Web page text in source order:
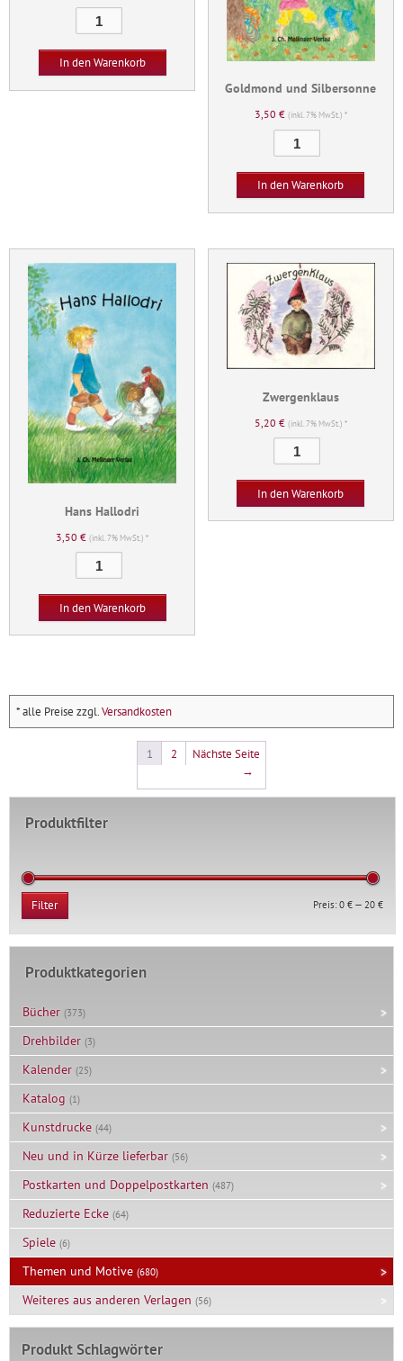
alte
Mühle
Menge
In den Warenkorb
Goldmond und Silbersonne
3,50 € (inkl. 7% MwSt.) *
und
Silbersonne
Menge
In den Warenkorb
Hans Hallodri
3,50€ (inkl. 7% MwSt.) *
Hallodri
Menge
In den Warenkorb
Zwergenklaus
5,20 € (inkl. 7% MwSt.) *
Menge
In den Warenkorb
* alle Preise zzgl.Versandkosten
1 2
Nächste Seite
→
Produktfilter
Min.
Max.
Filter Preis:0 € — 20 €
Produktkategorien
Bücher (373)
Drehbilder (3)
Kalender (25)
Katalog (1)
Kunstdrucke (44)
Neu und in Kürze lieferbar (56)
Postkarten und Doppelpostkarten (487)
Reduzierte Ecke (64)
Spiele (6)
Themen und Motive (680)
Weiteres aus anderen Verlagen (56)
Produkt Schlagwörter